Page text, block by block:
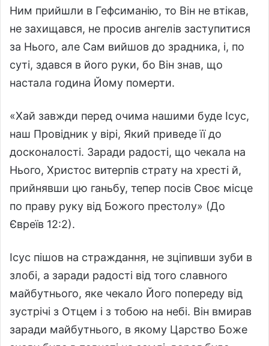
Ним прийшли в Гефсиманію, то Він не втікав,
не захищався, не просив ангелів заступитися
за Нього, але Сам вийшов до зрадника, і, по
суті, здався в його руки, бо Він знав, що
настала година Йому померти.
«Хай завжди перед очима нашими буде Ісус,
наш Провідник у вірі, Який приведе її до
досконалості. Заради радості, що чекала на
Нього, Христос витерпів страту на хресті й,
прийнявши цю ганьбу, тепер посів Своє місце
по праву руку від Божого престолу» (До
Євреїв 12:2).
Ісус пішов на страждання, не зціпивши зуби в
злобі, а заради радості від того славного
майбутнього, яке чекало Його попереду від
зустрічі з Отцем і з тобою на небі. Він вмирав
заради майбутнього, в якому Царство Боже